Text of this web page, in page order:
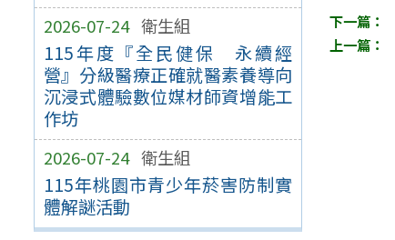
2026-07-24 衛生組
115年度『全民健保 永續經
營』分級醫療正確就醫素養導向
沉浸式體驗數位媒材師資增能工
作坊
2026-07-24 衛生組
115年桃園市青少年菸害防制實
體解謎活動